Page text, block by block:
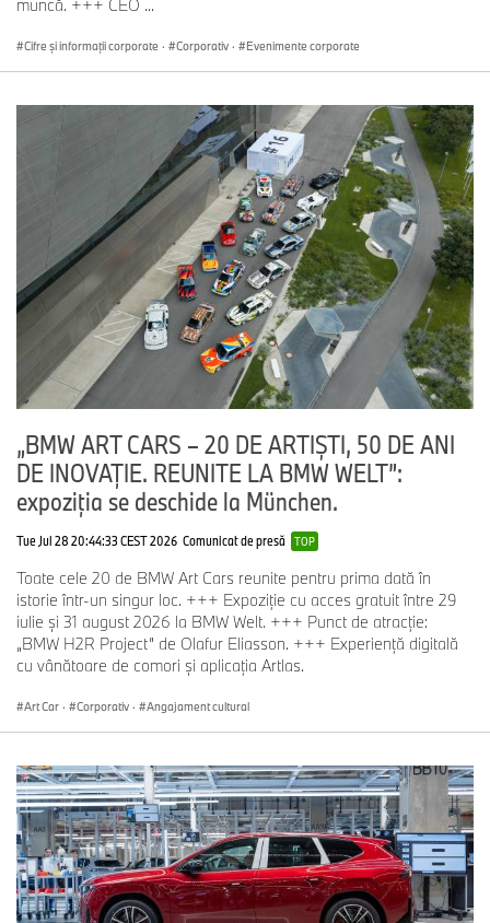
muncă. +++ CEO ...
Cifre şi informaţii corporate · Corporativ · Evenimente corporate
„BMW ART CARS – 20 DE ARTIȘTI, 50 DE ANI
DE INOVAȚIE. REUNITE LA BMW WELT”:
expoziția se deschide la München.
Tue Jul 28 20:44:33 CEST 2026 Comunicat de presă TOP
Toate cele 20 de BMW Art Cars reunite pentru prima dată în
istorie într-un singur loc. +++ Expoziție cu acces gratuit între 29
iulie și 31 august 2026 la BMW Welt. +++ Punct de atracție:
„BMW H2R Project” de Olafur Eliasson. +++ Experiență digitală
cu vânătoare de comori și aplicația Artlas.
Art Car · Corporativ · Angajament cultural